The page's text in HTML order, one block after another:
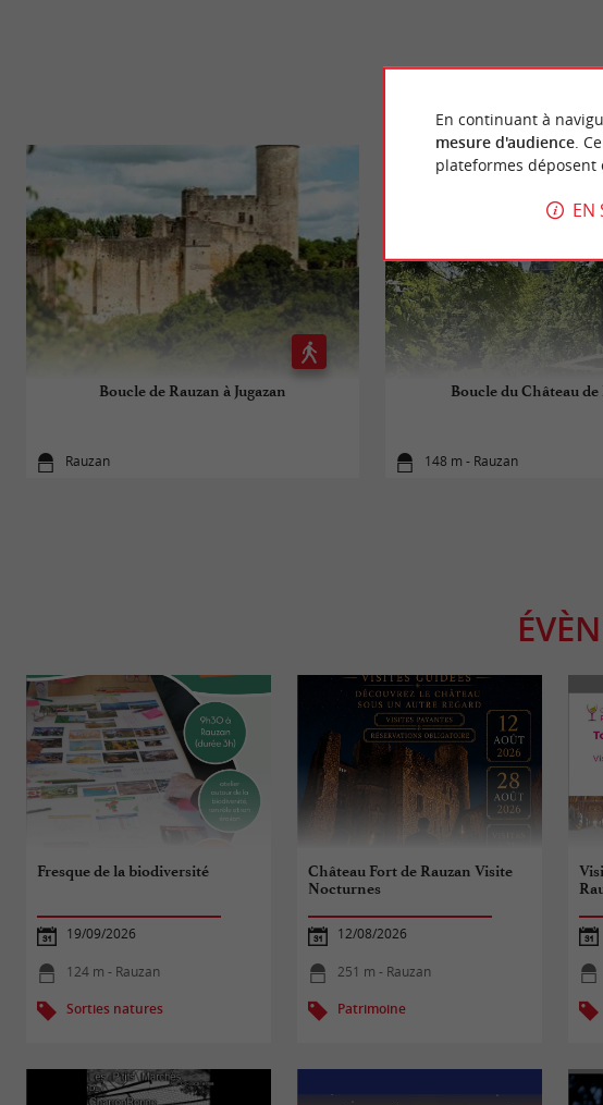
Boucle de Rauzan à Jugazan
Rauzan
Boucle du Château de
148 m - Rauzan
Fresque de la biodiversité
19/09/2026
124 m - Rauzan
Sorties natures
Château Fort de Rauzan Visite
Nocturnes
12/08/2026
251 m - Rauzan
Patrimoine
En continuant à
mesure d'audience.
plateformes déposent
EN